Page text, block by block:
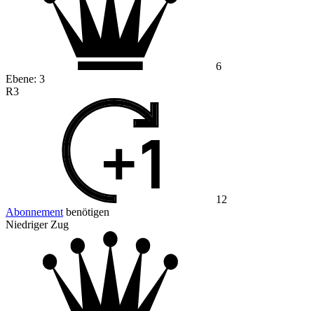
6
Ebene: 3
R3
12
Abonnement benötigen
Niedriger Zug